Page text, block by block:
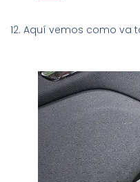
12. Aquí vemos como va